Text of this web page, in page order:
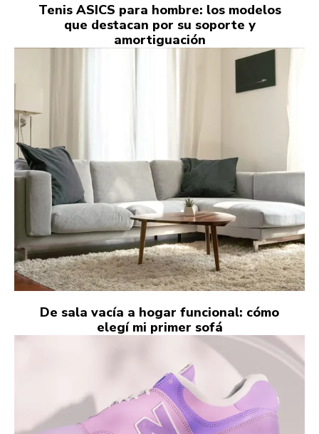
Tenis ASICS para hombre: los modelos
que destacan por su soporte y
amortiguación
De sala vacía a hogar funcional: cómo
elegí mi primer sofá